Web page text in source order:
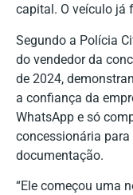
capital. O veículo já
Segundo a Polícia
do vendedor da
de 2024,
a confiança da
WhatsApp e só
concessionária
documentação.
“Ele começou uma